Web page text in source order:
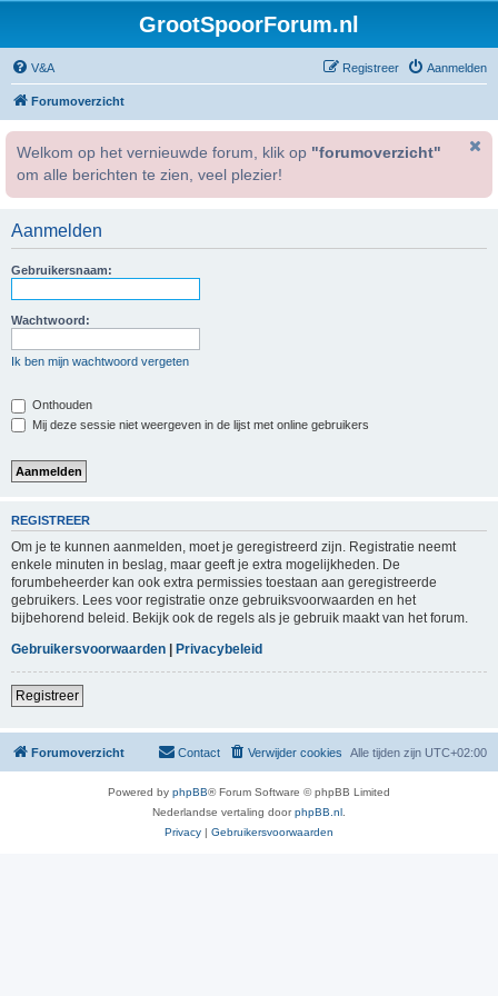
GrootSpoorForum.nl
V&A Aanmelden
Registreer
Forumoverzicht
Welkom op het vernieuwde forum, klik op "forumoverzicht"
om alle berichten te zien, veel plezier!
Aanmelden
Gebruikersnaam:
Wachtwoord:
Ik ben mijn wachtwoord vergeten
Onthouden
Mij deze sessie niet weergeven in de lijst met online gebruikers
REGISTREER
Om je te kunnen aanmelden, moet je geregistreerd zijn. Registratie neemt
enkele minuten in beslag, maar geeft je extra mogelijkheden. De
forumbeheerder kan ook extra permissies toestaan aan geregistreerde
gebruikers. Lees voor registratie onze gebruiksvoorwaarden en het
bijbehorend beleid. Bekijk ook de regels als je gebruik maakt van het forum.
Gebruikersvoorwaarden | Privacybeleid
Registreer
Forumoverzicht Alle tijden zijn UTC+02:00
Verwijder cookies
Contact
Powered by phpBB® Forum Software © phpBB Limited
Nederlandse vertaling doorphpBB.nl
Privacy | Gebruikersvoorwaarden